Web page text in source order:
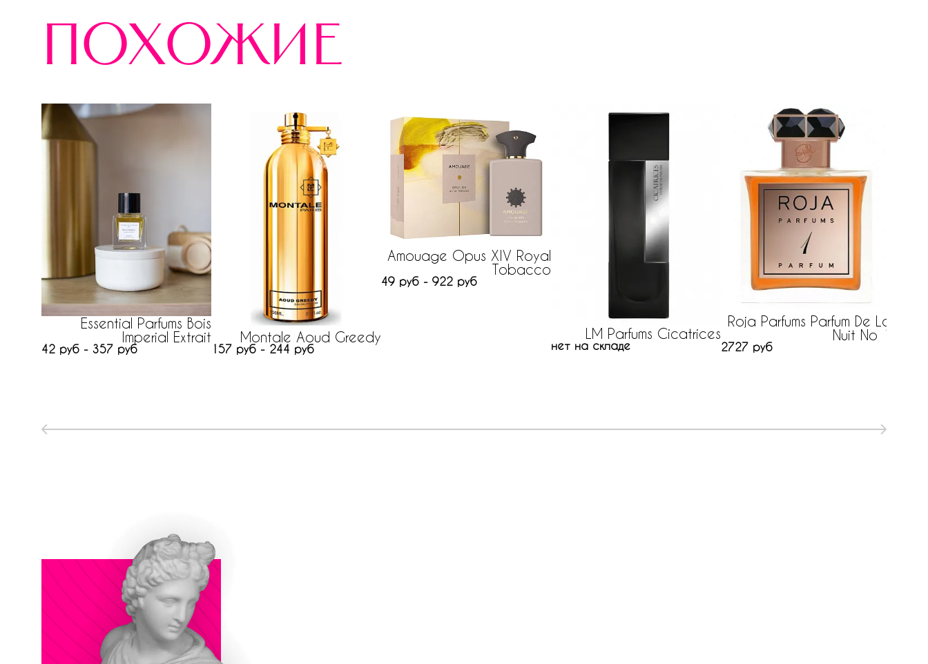
похожие
Essential Parfums Bois
Imperial Extrait
42 руб - 357 руб
Montale Aoud Greedy
157 руб - 244 руб
Amouage Opus XIV Royal
Tobacco
49 руб - 922 руб
LM Parfums Cicatrices
нет на складе
Roja Parfums Parfum De La
Nuit No 1
2727 руб